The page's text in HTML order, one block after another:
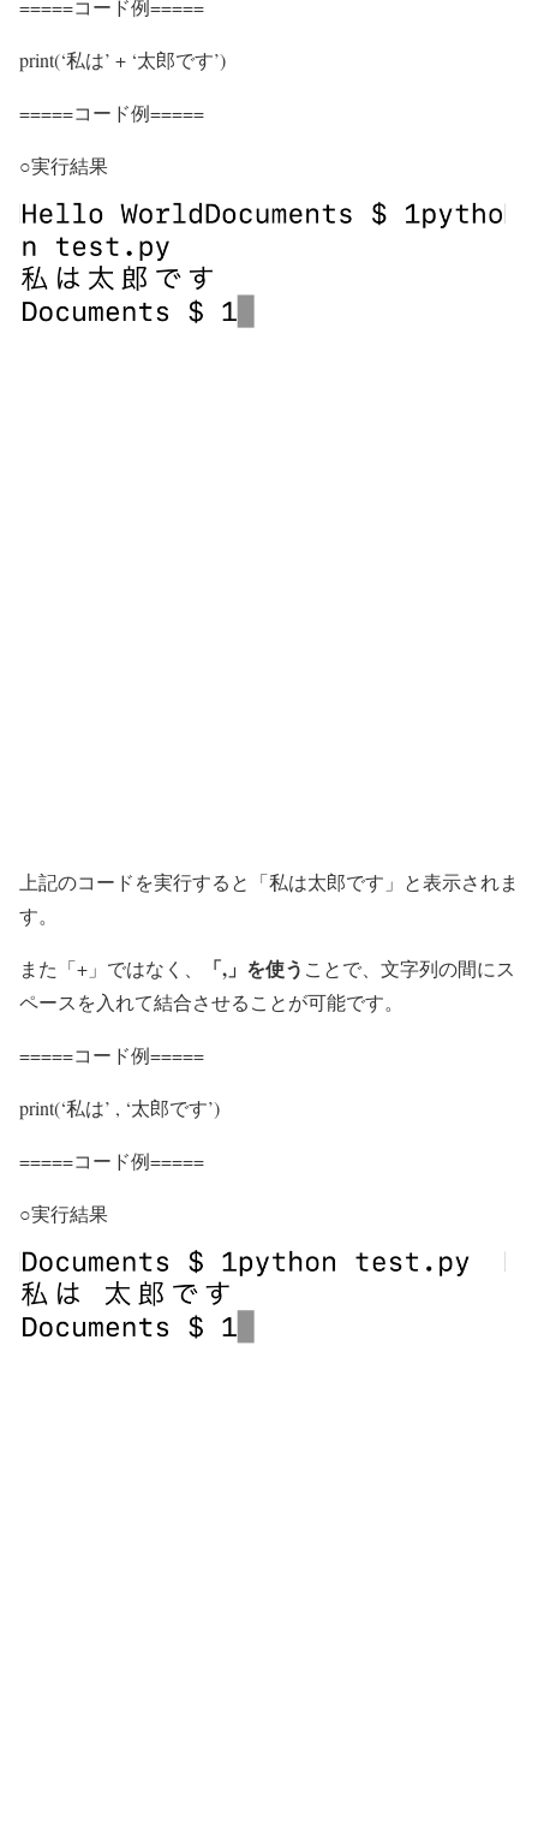
=====コード例=====
print(‘私は’ + ‘太郎です’)
=====コード例=====
○実行結果
上記のコードを実行すると「私は太郎です」と表示されま
す。
また「+」ではなく、 「,」を使う ことで、文字列の間にス
ペースを入れて結合させることが可能です。
=====コード例=====
print(‘私は’ , ‘太郎です’)
=====コード例=====
○実行結果